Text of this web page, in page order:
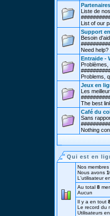
Liste de
List of our
Support
Besoin
Need help?
Entraide -
Problèmes,
Problems,
Jeux en
Les
The best
Café du
Sans
Nothing
Qui est en
Nos
Nous avons
L'utilisateur
Au total 8
Aucun
Il y a en tout
Le record du
Utilisateurs